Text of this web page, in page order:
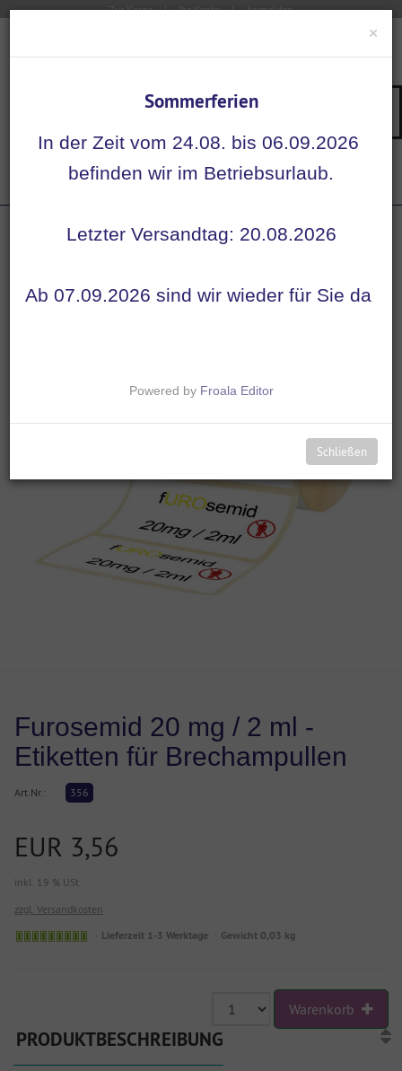
Zur Kasse Ihr Konto Anmelden
Startseite
Furosemid 20 mg / 2 ml -
Etiketten für Brechampullen
Art.Nr.: 356
EUR 3,56
inkl. 19 % USt
zzgl. Versandkosten
Lieferzeit 1-3 Werktage Gewicht 0,03 kg
Warenkorb
PRODUKTBESCHREIBUNG
×
Sommerferien
In der Zeit vom 24.08. bis 06.09.2026
befinden wir im Betriebsurlaub.
Letzter Versandtag: 20.08.2026
Ab 07.09.2026 sind wir wieder für Sie da
Powered by Froala Editor
Schließen